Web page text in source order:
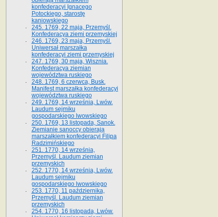
konfederacyi Ignacego
Potockiego, starostę
kaniowskiego
245. 1769, 22 maja, Przemyśl.
Konfederacya ziemi przemyskiej
246. 1769, 23 maja, Przemyśl.
Uniwersał marszałka
konfederacyi ziemi przemyskiej
247. 1769, 30 maja, Wisznia.
Konfederacya ziemian
województwa ruskiego
248. 1769, 6 czerwca, Busk.
Manifest marszałka konfederacyi
województwa ruskiego
249. 1769, 14 września, Lwów.
Laudum sejmiku
gospodarskiego lwowskiego
250. 1769, 13 listopada, Sanok.
Ziemianie sanoccy obierają
marszałkiem konfederacyi Filipa
Radzimińskiego
251. 1770, 14 września,
Przemyśl. Laudum ziemian
przemyskich
252. 1770, 14 września, Lwów.
Laudum sejmiku
gospodarskiego lwowskiego
253. 1770, 11 października,
Przemyśl. Laudum ziemian
przemyskich
254. 1770, 16 listopada, Lwów.